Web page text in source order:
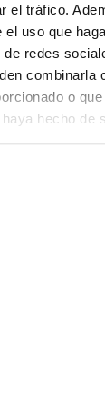
el tráfico.
el uso que
redes
combinarla
o
hecho de